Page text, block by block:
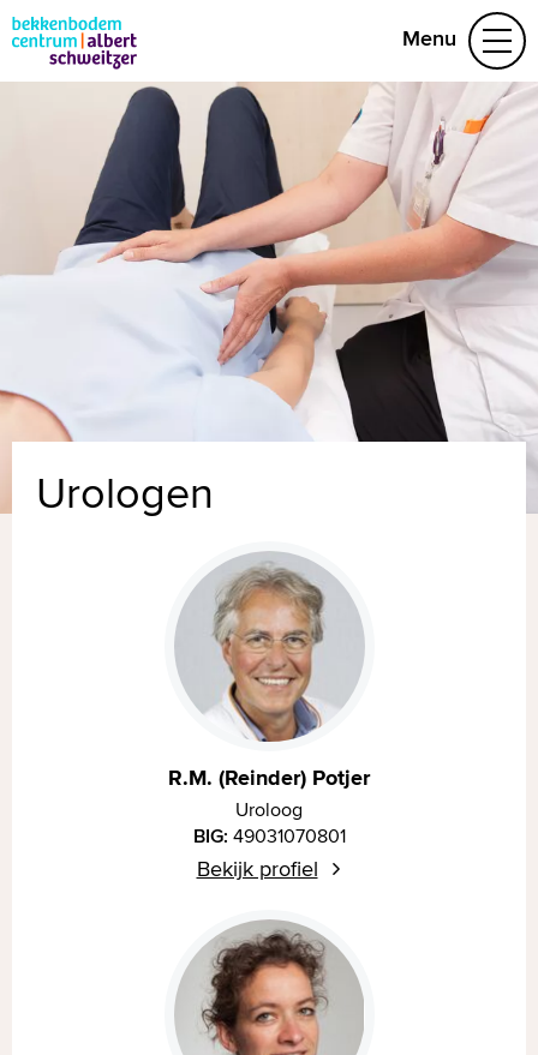
Menu
Aandoeningen
Behandelteam
Folders
Vragen
Afspraak maken
(078) 654 29 53
Naar home asz.nl
MijnASz
Urologen
R.M. (Reinder) Potjer
Uroloog
BIG: 49031070801
Bekijk profiel